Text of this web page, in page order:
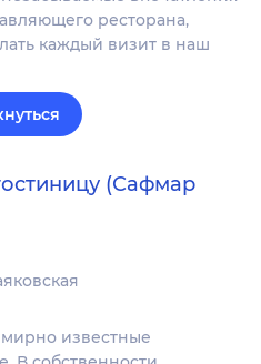
ресторана,
каждый визит в наш
(Сафмар
известные